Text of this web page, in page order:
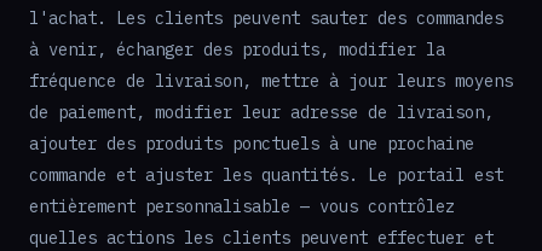
l'achat. Les clients peuvent sauter des commandes
à venir, échanger des produits, modifier la
fréquence de livraison, mettre à jour leurs moyens
de paiement, modifier leur adresse de livraison,
ajouter des produits ponctuels à une prochaine
commande et ajuster les quantités. Le portail est
entièrement personnalisable — vous contrôlez
quelles actions les clients peuvent effectuer et